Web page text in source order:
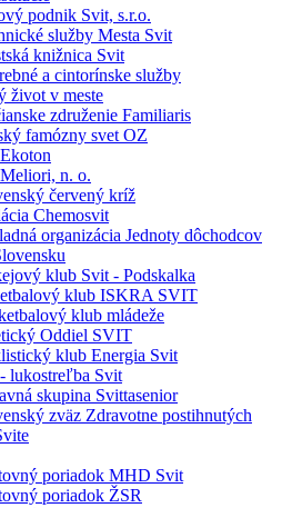
podnik Svit, s.r.o.
služby Mesta Svit
knižnica Svit
a cintorínske služby
život v meste
združenie Familiaris
famózny svet OZ
n. o.
červený kríž
Chemosvit
organizácia Jednoty dôchodcov
klub Svit - Podskalka
klub ISKRA SVIT
klub mládeže
Oddiel SVIT
klub Energia Svit
lukostreľba Svit
skupina Svittasenior
zväz Zdravotne postihnutých
poriadok MHD Svit
poriadok ŽSR